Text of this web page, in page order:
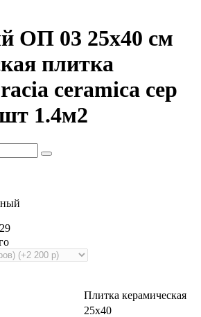
ОП 03 25х40 см
плитка
ceramica сер
1.4м2
Плитка керамическая
25х40